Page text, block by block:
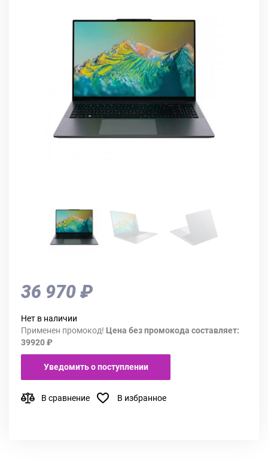
36 970 ₽
Нет в наличии
Применен промокод! Цена без промокода составляет:
39920 ₽
Уведомить о поступлении
В сравнение В избранное